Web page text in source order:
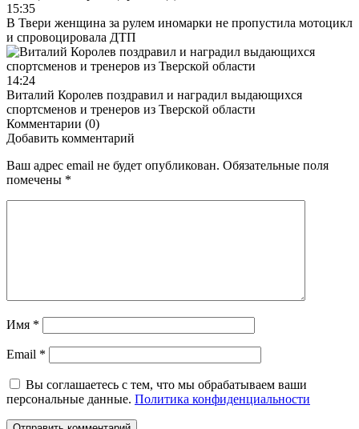
15:35
В Твери женщина за рулем иномарки не пропустила мотоцикл
и спровоцировала ДТП
14:24
Виталий Королев поздравил и наградил выдающихся
спортсменов и тренеров из Тверской области
Комментарии (0)
Добавить комментарий
Ваш адрес email не будет опубликован. Обязательные поля
помечены *
Имя *
Email *
Вы соглашаетесь с тем, что мы обрабатываем ваши
персональные данные. Политика конфиденциальности